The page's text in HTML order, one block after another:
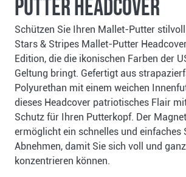
Putter Headcover
Schützen Sie Ihren Mallet-Putter
Stars & Stripes Mallet-Putter
Edition, die die ikonischen Farben der
Geltung bringt. Gefertigt aus
Polyurethan mit einem weichen
dieses Headcover patriotisches Flair
Schutz für Ihren Putterkopf. Der
ermöglicht ein schnelles und einfaches
Abnehmen, damit Sie sich voll und
konzentrieren können.